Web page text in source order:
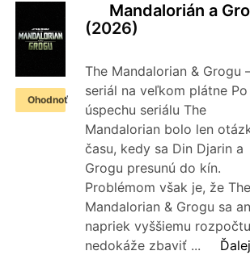
Ohodnoť
Mandalorián a
(2026)
The Mandalorian & Grogu
seriál na veľkom plátne Po
úspechu seriálu The
Mandalorian bolo len
času, kedy sa Din Djarin a
Grogu presunú do kín.
Problémom však je, že The
Mandalorian & Grogu sa
napriek vyššiemu rozpočtu
nedokáže zbaviť ...
Ďalej